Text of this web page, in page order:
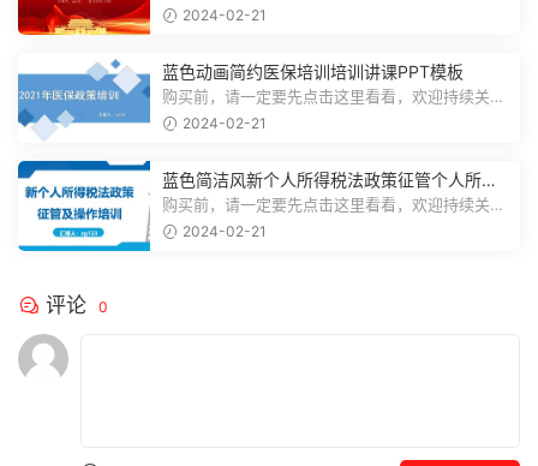
注，精彩模板每天推送预览结束，一共2...
2024-02-21
蓝色动画简约医保培训培训讲课PPT模板
购买前，请一定要先点击这里看看，欢迎持续关
注，精彩模板每天推送预览结束，一共3...
2024-02-21
蓝色简洁风新个人所得税法政策征管个人所得
税PPT模板
购买前，请一定要先点击这里看看，欢迎持续关
注，精彩模板每天推送预览结束，一共7...
2024-02-21
评论 0